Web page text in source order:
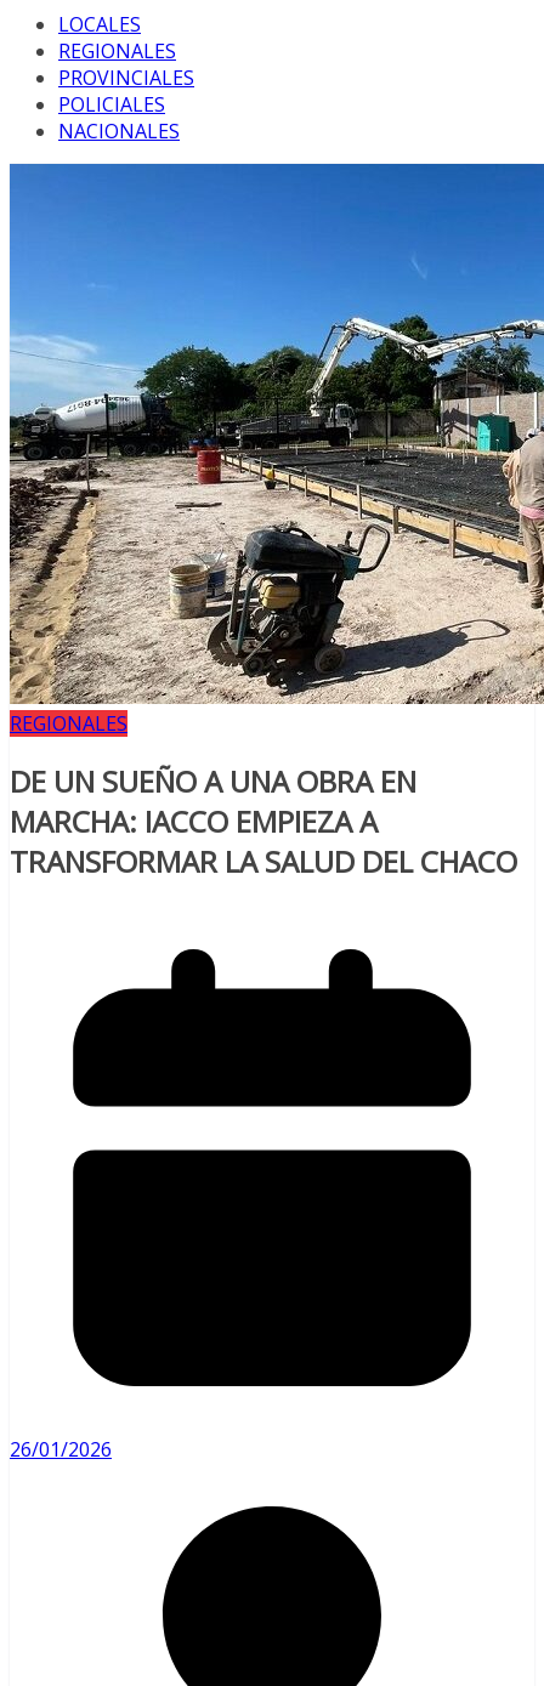
LOCALES
REGIONALES
PROVINCIALES
POLICIALES
NACIONALES
REGIONALES
DE UN SUEÑO A UNA OBRA EN
MARCHA: IACCO EMPIEZA A
TRANSFORMAR LA SALUD DEL CHACO
26/01/2026